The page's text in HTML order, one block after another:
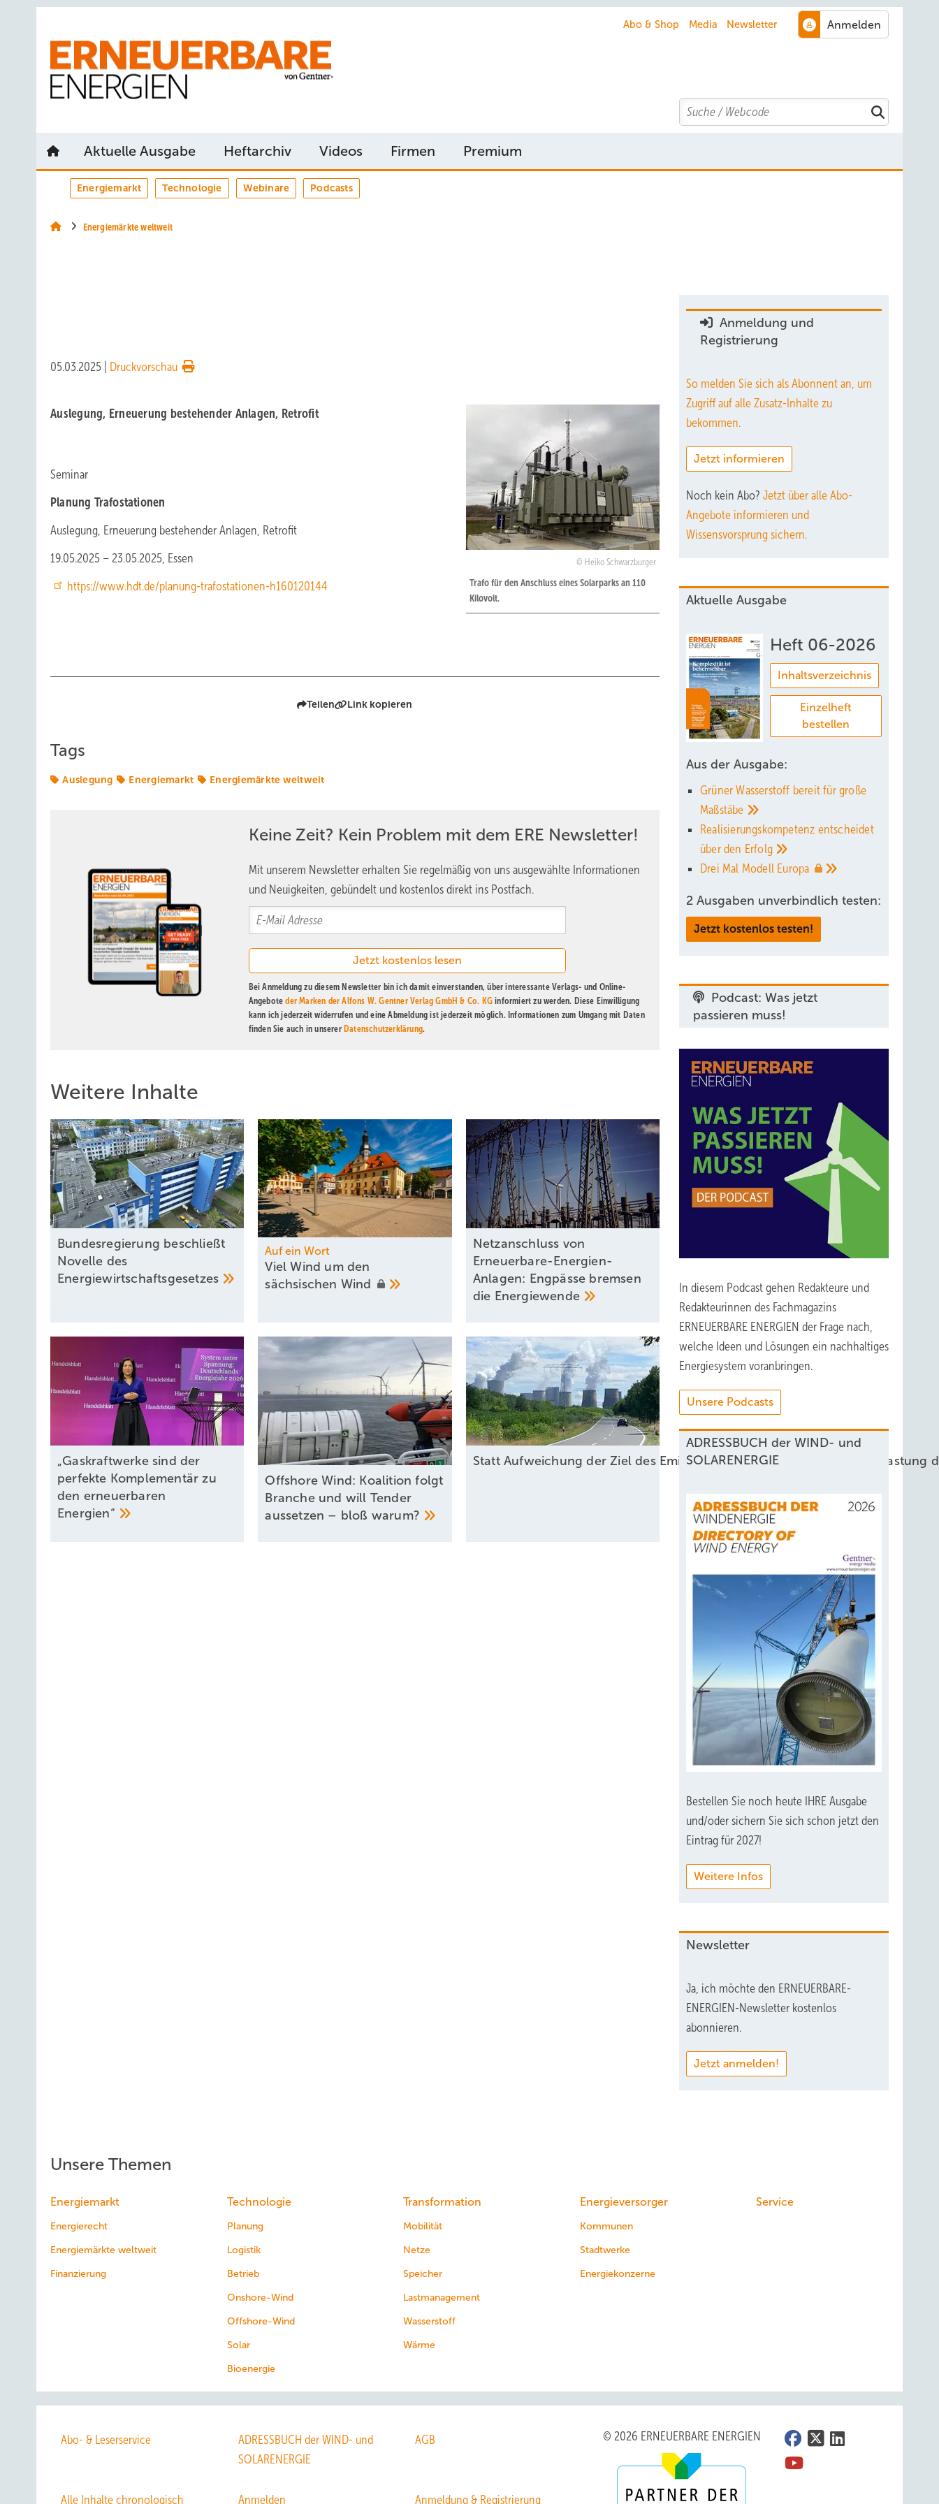
Abo & Shop Media Newsletter
Search
Aktuelle Ausgabe Heftarchiv Videos Firmen Premium
Energiemarkt Technologie Webinare Podcasts
Energiemärkte weltweit
05.03.2025 Druckvorschau
Heiko Schwarzburger
Trafo für den Anschluss eines Solarparks an 110
Kilovolt.
Auslegung, Erneuerung bestehender Anlagen, Retrofit
Seminar
Planung Trafostationen
Auslegung, Erneuerung bestehender Anlagen, Retrofit
19.05.2025 – 23.05.2025, Essen
https://www.hdt.de/planung-trafostationen-h160120144
Teilen Link kopieren
Tags
Auslegung Energiemarkt Energiemärkte weltweit
Keine Zeit? Kein Problem mit dem ERE Newsletter!
Mit unserem Newsletter erhalten Sie regelmäßig von uns ausgewählte Informationen
und Neuigkeiten, gebündelt und kostenlos direkt ins Postfach.
Bei Anmeldung zu diesem Newsletter bin ich damit einverstanden, über interessante Verlags- und Online-
Angeboteder Marken der Alfons W. Gentner Verlag GmbH & Co. KG informiert zu werden. Diese Einwilligung
kann ich jederzeit widerrufen und eine Abmeldung ist jederzeit möglich. Informationen zum Umgang mit Daten
finden Sie auch in unserer Datenschutzerklärung.
Weitere Inhalte
Bundesregierung beschließt
Novelle des
Energiewirtschaftsgesetzes
Auf ein Wort
Viel Wind um den
sächsischen Wind
Netzanschluss von
Erneuerbare-Energien-
Anlagen: Engpässe bremsen
die Energiewende
„Gaskraftwerke sind der
perfekte Komplementär zu
den erneuerbaren
Energien“
Offshore Wind: Koalition folgt
Branche und will Tender
aussetzen – bloß warum?
Statt Aufweichung der Ziel des Emissionshandels: Vorschläge zur
Anmeldung und
Registrierung
So melden Sie sich als Abonnent an, um
Zugriff auf alle Zusatz-Inhalte zu
bekommen.
Jetzt informieren
Noch kein Abo? Jetzt über alle Abo-
Angebote informieren und
Wissensvorsprung sichern.
Aktuelle Ausgabe
Heft 06-2026
Inhaltsverzeichnis
Einzelheft
bestellen
Aus der Ausgabe:
Grüner Wasserstoff bereit für große
Maßstäbe
Realisierungskompetenz entscheidet
über den Erfolg
Drei Mal Modell Europa
2 Ausgaben unverbindlich testen:
Jetzt kostenlos testen!
Podcast: Was jetzt
passieren muss!
In diesem Podcast gehen Redakteure und
Redakteurinnen des Fachmagazins
ERNEUERBARE ENERGIEN der Frage nach,
welche Ideen und Lösungen ein nachhaltiges
Energiesystem voranbringen.
Unsere Podcasts
ADRESSBUCH der WIND- und
SOLARENERGIE
Bestellen Sie noch heute IHRE Ausgabe
und/oder sichern Sie sich schon jetzt den
Eintrag für 2027!
Weitere Infos
Newsletter
Ja, ich möchte den ERNEUERBARE-
ENERGIEN-Newsletter kostenlos
abonnieren.
Jetzt anmelden!
Unsere Themen
Energiemarkt
Energierecht
Energiemärkte weltweit
Finanzierung
Technologie
Planung
Logistik
Betrieb
Onshore-Wind
Offshore-Wind
Solar
Bioenergie
Transformation
Mobilität
Netze
Speicher
Lastmanagement
Wasserstoff
Wärme
Energieversorger
Kommunen
Stadtwerke
Energiekonzerne
Service
Abo- & Leserservice
ADRESSBUCH der WIND- und
SOLARENERGIE
AGB
Alle Inhalte chronologisch Anmelden Anmeldung & Registrierung
© 2026 ERNEUERBARE ENERGIEN